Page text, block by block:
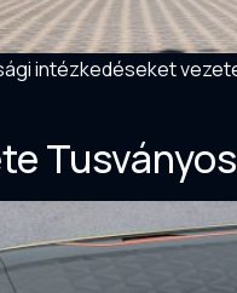
intézkedéseket